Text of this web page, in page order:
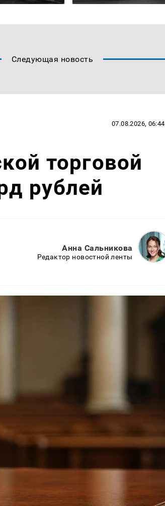
Следующая новость
07.08.2026, 06:44
торговой
рублей
Анна Сальникова
Редактор новостной ленты